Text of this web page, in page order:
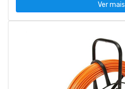
Ver mais